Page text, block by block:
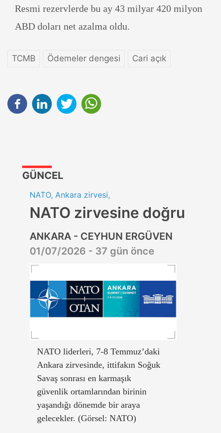
Resmi rezervlerde bu ay 43 milyar 420 milyon
ABD doları net azalma oldu.
TCMB Ödemeler dengesi Cari açık
GÜNCEL
NATO, Ankara zirvesi,
NATO zirvesine doğru
ANKARA - CEYHUN ERGÜVEN
01/07/2026 - 37 gün önce
NATO liderleri, 7-8 Temmuz’daki
Ankara zirvesinde, ittifakın Soğuk
Savaş sonrası en karmaşık
güvenlik ortamlarından birinin
yaşandığı dönemde bir araya
gelecekler. (Görsel: NATO)